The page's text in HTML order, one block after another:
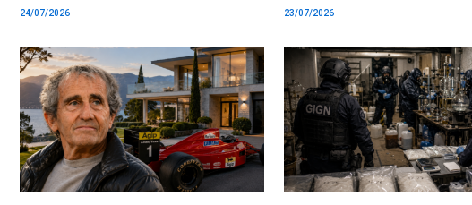
24/07/2026 23/07/2026